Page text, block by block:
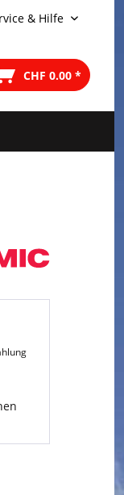
& Hilfe
CHF 0.00 *